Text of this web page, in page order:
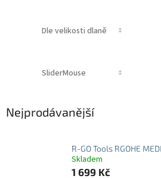
Dle velikosti dlaně
SliderMouse
Nejprodávanější
R-GO Tools RGOHE
Skladem
1 699 Kč